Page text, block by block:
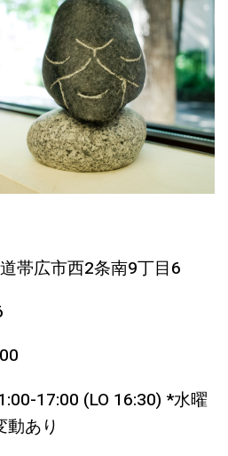
帯広市西2条南9丁目6
17:00 (LO 16:30) *水曜
あり